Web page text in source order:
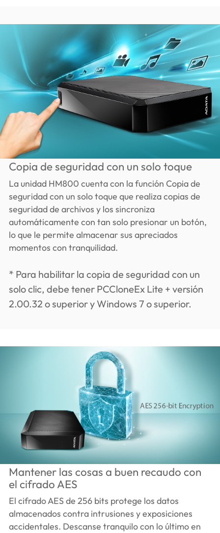
Copia de seguridad con un solo toque
La unidad HM800 cuenta con la función Copia de
seguridad con un solo toque que realiza copias de
seguridad de archivos y los sincroniza
automáticamente con tan solo presionar un botón,
lo que le permite almacenar sus apreciados
momentos con tranquilidad.
* Para habilitar la copia de seguridad con un
solo clic, debe tener PCCloneEx Lite + versión
2.00.32 o superior y Windows 7 o superior.
Mantener las cosas a buen recaudo con
el cifrado AES
El cifrado AES de 256 bits protege los datos
almacenados contra intrusiones y exposiciones
accidentales. Descanse tranquilo con lo último en